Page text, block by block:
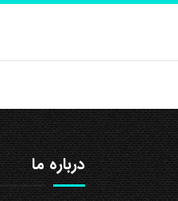
درباره ما